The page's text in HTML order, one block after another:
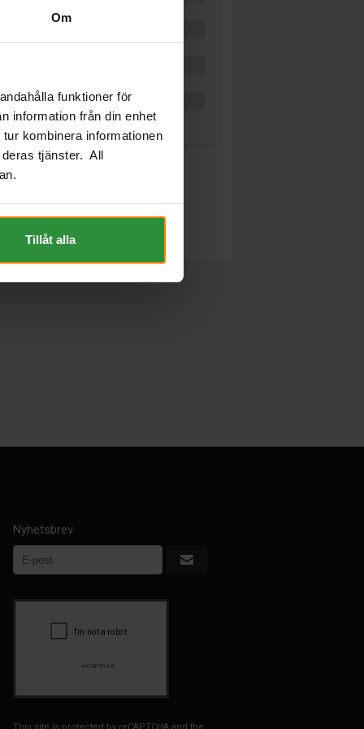
Om
funktioner för
information från din enhet
kombinera informationen
tjänster. All
Tillåt alla
Nyhetsbrev